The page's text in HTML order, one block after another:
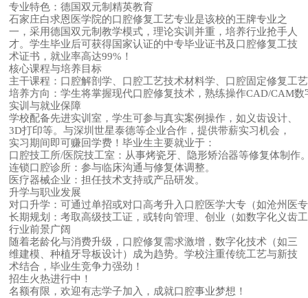
专业特色：德国双元制精英教育
石家庄白求恩医学院的口腔修复工艺专业是该校的王牌专业之
一，采用德国双元制教学模式，理论实训并重，培养行业抢手人
才。学生毕业后可获得国家认证的中专毕业证书及口腔修复工技
术证书，就业率高达99%！
核心课程与培养目标
主干课程 ：口腔解剖学、口腔工艺技术材料学、口腔固定修复
培养方向 ：学生将掌握现代口腔修复技术，熟练操作CAD/CAM
实训与就业保障
学校配备先进实训室，学生可参与真实案例操作，如义齿设计、
3D打印等。与深圳世星泰德等企业合作，提供带薪实习机会，
实习期间即可赚回学费！毕业生主要就业于：
口腔技工所/医院技工室 ：从事烤瓷牙、隐形矫治器等修复体制作
连锁口腔诊所 ：参与临床沟通与修复体调整。
医疗器械企业 ：担任技术支持或产品研发。
升学与职业发展
对口升学 ：可通过单招或对口高考升入口腔医学大专（如沧州医
长期规划 ：考取高级技工证，或转向管理、创业（如数字化义齿
行业前景广阔
随着老龄化与消费升级，口腔修复需求激增，数字化技术（如三
维建模、种植牙导板设计）成为趋势。学校注重传统工艺与新技
术结合，毕业生竞争力强劲！
招生火热进行中！
名额有限，欢迎有志学子加入，成就口腔事业梦想！